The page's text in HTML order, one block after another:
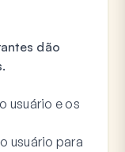
dão
usuário e os
usuário para